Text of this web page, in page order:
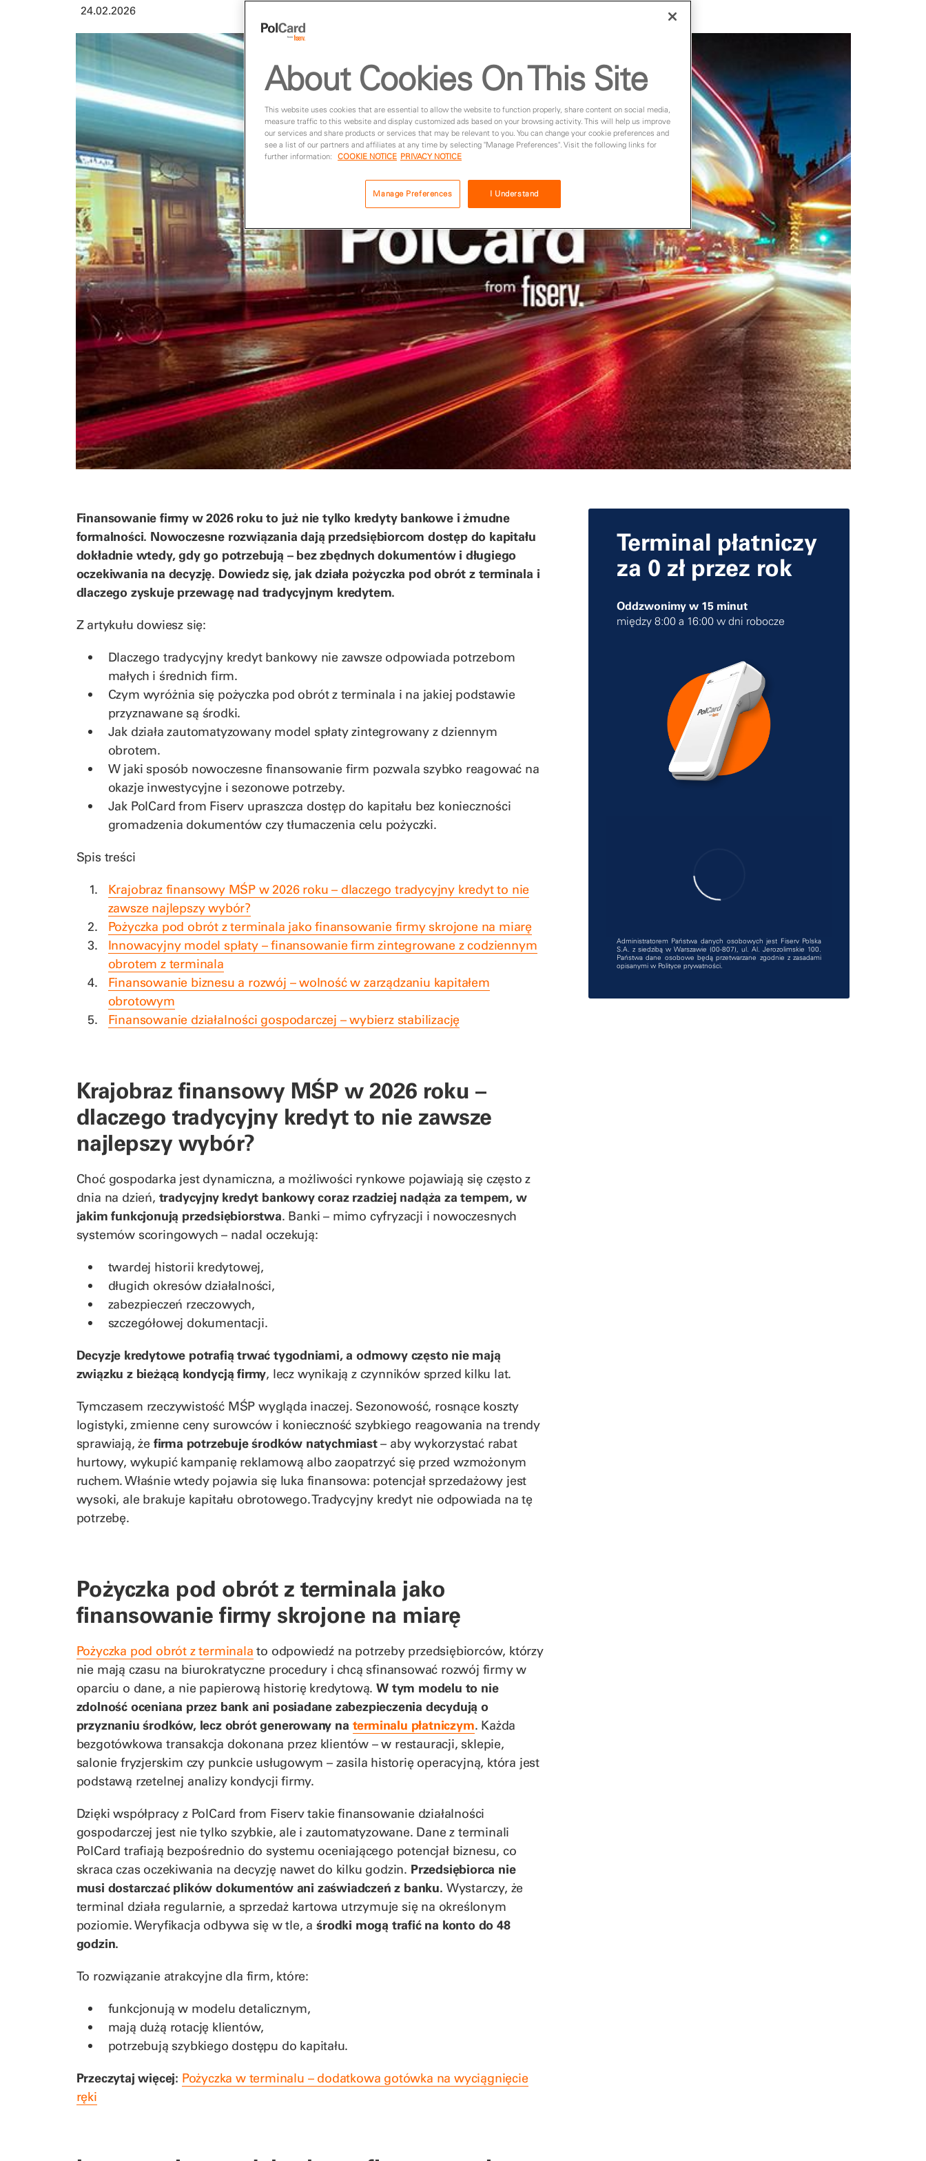
24.02.2026
Finansowanie firmy w 2026 roku to już nie tylko kredyty bankowe i żmudne
formalności. Nowoczesne rozwiązania dają przedsiębiorcom dostęp do kapitału
dokładnie wtedy, gdy go potrzebują – bez zbędnych dokumentów i długiego
oczekiwania na decyzję. Dowiedz się, jak działa pożyczka pod obrót z terminala i
dlaczego zyskuje przewagę nad tradycyjnym kredytem.
Z artykułu dowiesz się:
Dlaczego tradycyjny kredyt bankowy nie zawsze odpowiada potrzebom
małych i średnich firm.
Czym wyróżnia się pożyczka pod obrót z terminala i na jakiej podstawie
przyznawane są środki.
Jak działa zautomatyzowany model spłaty zintegrowany z dziennym
obrotem.
W jaki sposób nowoczesne finansowanie firm pozwala szybko reagować na
okazje inwestycyjne i sezonowe potrzeby.
Jak PolCard from Fiserv upraszcza dostęp do kapitału bez konieczności
gromadzenia dokumentów czy tłumaczenia celu pożyczki.
Spis treści
Krajobraz finansowy MŚP w 2026 roku – dlaczego tradycyjny kredyt to nie
zawsze najlepszy wybór?
Pożyczka pod obrót z terminala jako finansowanie firmy skrojone na miarę
Innowacyjny model spłaty – finansowanie firm zintegrowane z codziennym
obrotem z terminala
Finansowanie biznesu a rozwój – wolność w zarządzaniu kapitałem
obrotowym
Finansowanie działalności gospodarczej – wybierz stabilizację
Krajobraz finansowy MŚP w 2026 roku –
dlaczego tradycyjny kredyt to nie zawsze
najlepszy wybór?
Choć gospodarka jest dynamiczna, a możliwości rynkowe pojawiają się często z
dnia na dzień, tradycyjny kredyt bankowy coraz rzadziej nadąża za tempem, w
jakim funkcjonują przedsiębiorstwa. Banki – mimo cyfryzacji i nowoczesnych
systemów scoringowych – nadal oczekują:
twardej historii kredytowej,
długich okresów działalności,
zabezpieczeń rzeczowych,
szczegółowej dokumentacji.
Decyzje kredytowe potrafią trwać tygodniami, a odmowy często nie mają
związku z bieżącą kondycją firmy, lecz wynikają z czynników sprzed kilku lat.
Tymczasem rzeczywistość MŚP wygląda inaczej. Sezonowość, rosnące koszty
logistyki, zmienne ceny surowców i konieczność szybkiego reagowania na trendy
sprawiają, że firma potrzebuje środków natychmiast– aby wykorzystać rabat
hurtowy, wykupić kampanię reklamową albo zaopatrzyć się przed wzmożonym
ruchem. Właśnie wtedy pojawia się luka finansowa: potencjał sprzedażowy jest
wysoki, ale brakuje kapitału obrotowego. Tradycyjny kredyt nie odpowiada na tę
potrzebę.
Pożyczka pod obrót z terminala jako
finansowanie firmy skrojone na miarę
Pożyczka pod obrót z terminala to odpowiedź na potrzeby przedsiębiorców, którzy
nie mają czasu na biurokratyczne procedury i chcą sfinansować rozwój firmy w
oparciu o dane, a nie papierową historię kredytową.W tym modelu to nie
zdolność oceniana przez bank ani posiadane zabezpieczenia decydują o
przyznaniu środków, lecz obrót generowany na terminalu płatniczym. Każda
bezgotówkowa transakcja dokonana przez klientów – w restauracji, sklepie,
salonie fryzjerskim czy punkcie usługowym – zasila historię operacyjną, która jest
podstawą rzetelnej analizy kondycji firmy.
Dzięki współpracy z PolCard from Fiserv takie finansowanie działalności
gospodarczej jest nie tylko szybkie, ale i zautomatyzowane. Dane z terminali
PolCard trafiają bezpośrednio do systemu oceniającego potencjał biznesu, co
skraca czas oczekiwania na decyzję nawet do kilku godzin. Przedsiębiorca nie
musi dostarczać plików dokumentów ani zaświadczeń z banku. Wystarczy, że
terminal działa regularnie, a sprzedaż kartowa utrzymuje się na określonym
poziomie. Weryfikacja odbywa się w tle, aśrodki mogą trafić na konto do 48
godzin.
To rozwiązanie atrakcyjne dla firm, które:
funkcjonują w modelu detalicznym,
mają dużą rotację klientów,
potrzebują szybkiego dostępu do kapitału.
Przeczytaj więcej: Pożyczka w terminalu – dodatkowa gotówka na wyciągnięcie
ręki
Terminal płatniczy
za 0 zł przez rok
Oddzwonimy w 15 minut
między 8:00 a 16:00 w dni robocze
Administratorem Państwa danych osobowych jest Fiserv Polska
S.A. z siedzibą w Warszawie (00-807), ul. Al. Jerozolimskie 100.
Państwa dane osobowe będą przetwarzane zgodnie z zasadami
opisanymi w Polityce prywatności.
About Cookies On This Site
This website uses cookies that are essential to allow the website to function properly, share content on social media,
measure traffic to this website and display customized ads based on your browsing activity. This will help us improve
our services and share products or services that may be relevant to you. You can change your cookie preferences and
see a list of our partners and affiliates at any time by selecting "Manage Preferences". Visit the following links for
further information:
COOKIE NOTICE PRIVACY NOTICE
Manage Preferences I Understand